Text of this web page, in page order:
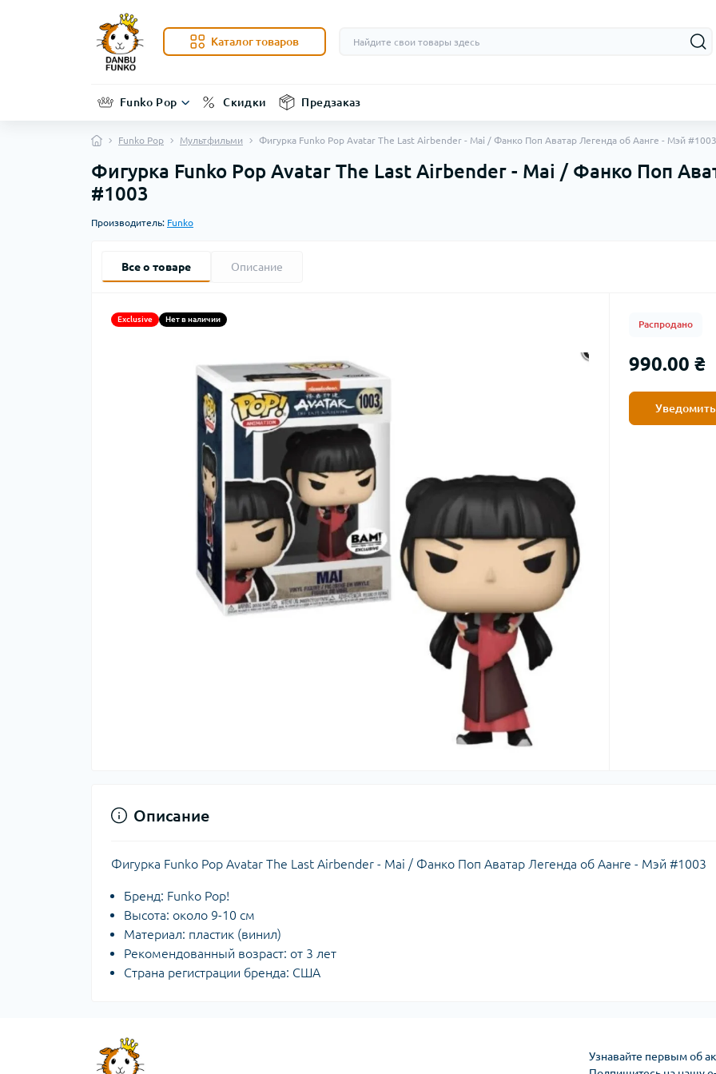
Каталог товаров
Funko Pop Скидки Предзаказ
Funko Pop Мультфильми Фигурка Funko Pop Avatar The Last Airbender - Mai / Фанко Поп Аватар Легенда об Аанге - Мэй #1003
Фигурка Funko Pop Avatar The Last Airbender - Mai / Фанко Поп
#1003
Производитель: Funko
Все о товаре Описание
Exclusive Нет в наличии Распродано
990.00 ₴
Описание
Фигурка Funko Pop Avatar The Last Airbender - Mai / Фанко Поп Аватар Легенда об Аанге - Мэй #1003
Бренд: Funko Pop!
Высота: около 9-10 см
Материал: пластик (винил)
Рекомендованный возраст: от 3 лет
Страна регистрации бренда: США
Узнавайте первым об